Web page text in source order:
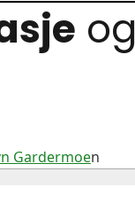
og
Gardermoen